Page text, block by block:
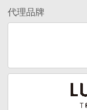
代理品牌